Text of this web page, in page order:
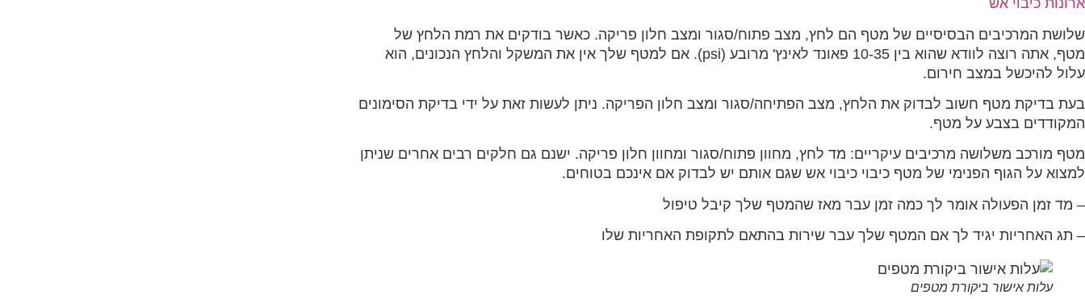
ארונות כיבוי אש
שלושת המרכיבים הבסיסיים של מטף הם לחץ, מצב פתוח/סגור ומצב חלון פריקה. כאשר בודקים את רמת הלחץ של
מטף, אתה רוצה לוודא שהוא בין 10-35 פאונד לאינץ' מרובע (psi). אם למטף שלך אין את המשקל והלחץ הנכונים, הוא
עלול להיכשל במצב חירום.
בעת בדיקת מטף חשוב לבדוק את הלחץ, מצב הפתיחה/סגור ומצב חלון הפריקה. ניתן לעשות זאת על ידי בדיקת הסימונים
המקודדים בצבע על מטף.
מטף מורכב משלושה מרכיבים עיקריים: מד לחץ, מחוון פתוח/סגור ומחוון חלון פריקה. ישנם גם חלקים רבים אחרים שניתן
למצוא על הגוף הפנימי של מטף כיבוי כיבוי אש שגם אותם יש לבדוק אם אינכם בטוחים.
– מד זמן הפעולה אומר לך כמה זמן עבר מאז שהמטף שלך קיבל טיפול
– תג האחריות יגיד לך אם המטף שלך עבר שירות בהתאם לתקופת האחריות שלו
עלות אישור ביקורת מטפים